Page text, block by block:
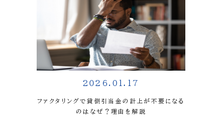
2026.01.17
ファクタリングで貸倒引当金の計上が不要になる
のはなぜ？理由を解説